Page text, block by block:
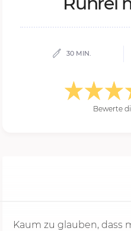
30 MIN.
Bewerte
Kaum zu glauben, dass